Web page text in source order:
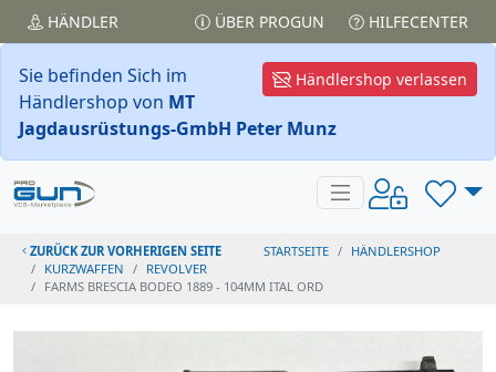
HÄNDLER ÜBER PROGUN HILFECENTER
Händlershop verlassen
Sie befinden Sich im
Händlershop von MT
Jagdausrüstungs-GmbH Peter Munz
ZURÜCK ZUR VORHERIGEN SEITE STARTSEITE
HÄNDLERSHOP
KURZWAFFEN
REVOLVER
FARMS BRESCIA BODEO 1889 - 104MM ITAL ORD